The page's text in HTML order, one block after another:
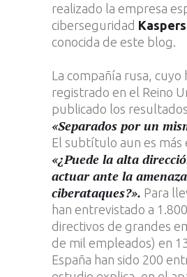
realizado la empresa
ciberseguridad
conocida de este blog.
La compañía rusa, cuyo
registrado en el Reino
publicado los
«Separados por un
El subtítulo aun es más
«¿Puede la alta
actuar ante la
ciberataques?». Para
han entrevistado a
directivos de grandes
de mil empleados) en
España han sido 200